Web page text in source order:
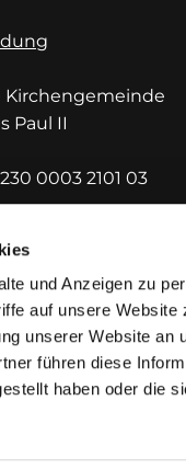
und Anzeigen zu
auf unsere
unserer Website
führen diese
haben oder die
Kirchengemeinde
Paul II
0003 2101 03